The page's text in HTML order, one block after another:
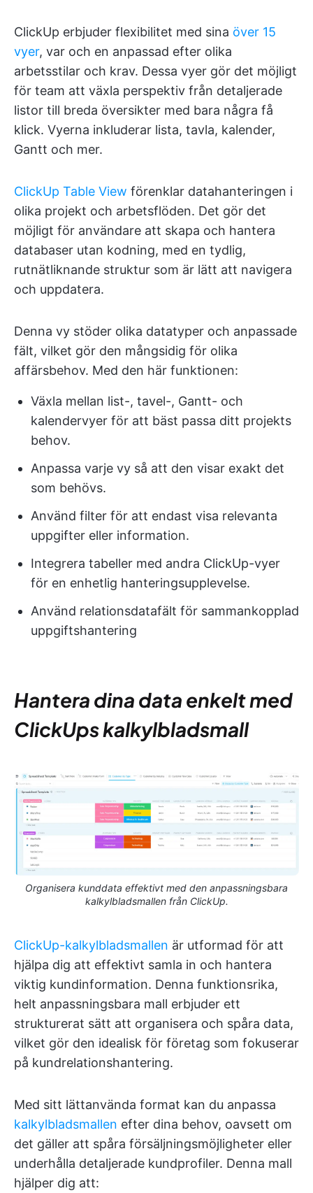
ClickUp erbjuder flexibilitet med sina över 15
vyer, var och en anpassad efter olika
arbetsstilar och krav. Dessa vyer gör det möjligt
för team att växla perspektiv från detaljerade
listor till breda översikter med bara några få
klick. Vyerna inkluderar lista, tavla, kalender,
Gantt och mer.
ClickUp Table View förenklar datahanteringen i
olika projekt och arbetsflöden. Det gör det
möjligt för användare att skapa och hantera
databaser utan kodning, med en tydlig,
rutnätliknande struktur som är lätt att navigera
och uppdatera.
Denna vy stöder olika datatyper och anpassade
fält, vilket gör den mångsidig för olika
affärsbehov. Med den här funktionen:
Växla mellan list-, tavel-, Gantt- och
kalendervyer för att bäst passa ditt projekts
behov.
Anpassa varje vy så att den visar exakt det
som behövs.
Använd filter för att endast visa relevanta
uppgifter eller information.
Integrera tabeller med andra ClickUp-vyer
för en enhetlig hanteringsupplevelse.
Använd relationsdatafält för sammankopplad
uppgiftshantering
Hantera dina data enkelt med
ClickUps kalkylbladsmall
Organisera kunddata effektivt med den anpassningsbara
kalkylbladsmallen från ClickUp.
ClickUp-kalkylbladsmallen är utformad för att
hjälpa dig att effektivt samla in och hantera
viktig kundinformation. Denna funktionsrika,
helt anpassningsbara mall erbjuder ett
strukturerat sätt att organisera och spåra data,
vilket gör den idealisk för företag som fokuserar
på kundrelationshantering.
Med sitt lättanvända format kan du anpassa
kalkylbladsmallen efter dina behov, oavsett om
det gäller att spåra försäljningsmöjligheter eller
underhålla detaljerade kundprofiler. Denna mall
hjälper dig att: